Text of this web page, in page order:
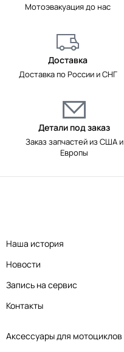
Мотоэвакуация до нас
Доставка
Доставка по России и СНГ
Детали под заказ
Заказ запчастей из США и
Европы
Аксессуары для мотоциклов
Наша история
Новости
Запись на сервис
Контакты